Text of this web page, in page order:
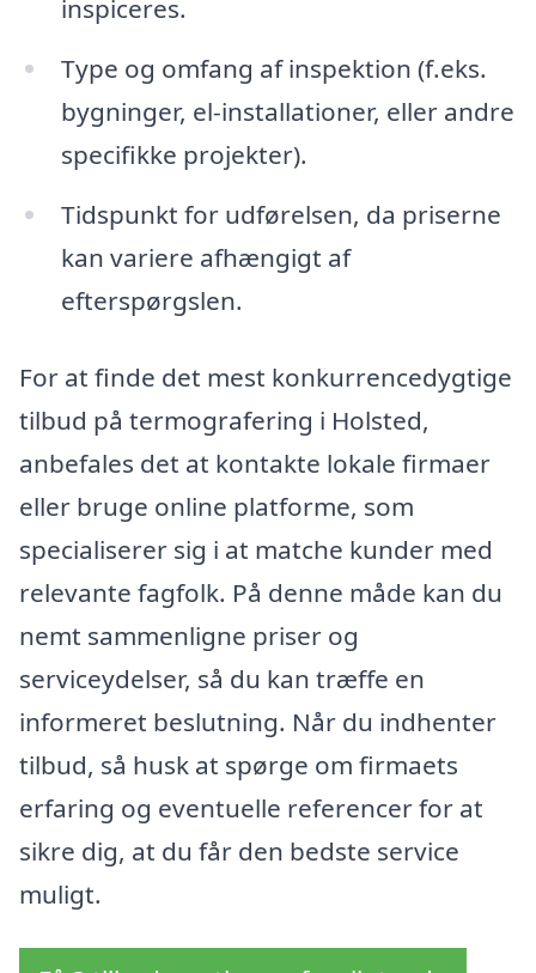
inspiceres.
Type og omfang af inspektion (f.eks.
bygninger, el-installationer, eller andre
specifikke projekter).
Tidspunkt for udførelsen, da priserne
kan variere afhængigt af
efterspørgslen.
For at finde det mest konkurrencedygtige
tilbud på termografering i Holsted,
anbefales det at kontakte lokale firmaer
eller bruge online platforme, som
specialiserer sig i at matche kunder med
relevante fagfolk. På denne måde kan du
nemt sammenligne priser og
serviceydelser, så du kan træffe en
informeret beslutning. Når du indhenter
tilbud, så husk at spørge om firmaets
erfaring og eventuelle referencer for at
sikre dig, at du får den bedste service
muligt.